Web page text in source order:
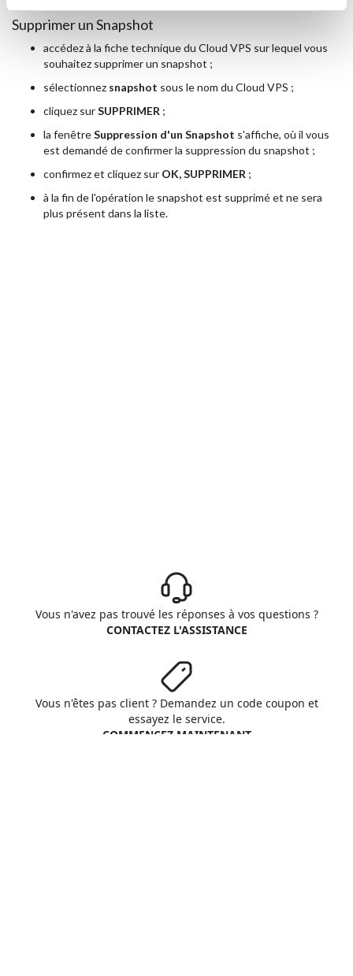
Supprimer un Snapshot
accédez à la fiche technique du Cloud VPS sur lequel vous
souhaitez supprimer un snapshot ;
sélectionnez snapshot sous le nom du Cloud VPS ;
cliquez surSUPPRIMER ;
la fenêtreSuppression d'un Snapshot s'affiche, où il vous
est demandé de confirmer la suppression du snapshot ;
confirmez et cliquez sur OK, SUPPRIMER ;
à la fin de l'opération le snapshot est supprimé et ne sera
plus présent dans la liste.
Vous n'avez pas trouvé les réponses à vos questions ?
CONTACTEZ L'ASSISTANCE
Vous n'êtes pas client ? Demandez un code coupon et
essayez le service.
COMMENCEZ MAINTENANT